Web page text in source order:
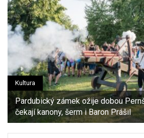
Kultura
Pardubický zámek ožije dobou
čekají kanony, šerm i Baron Prášil